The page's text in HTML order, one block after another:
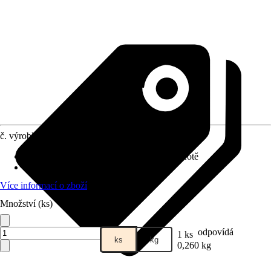
č. výrobku
Dospělost, Štěňata, Senior, Kotě
Více informací o zboží
Množství (ks)
ks kg 1 ks odpovídá
0,260 kg